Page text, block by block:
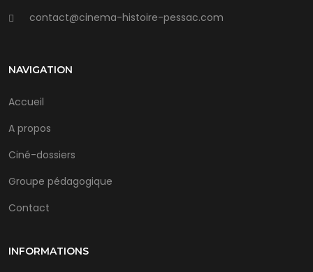
contact@cinema-histoire-pessac.com
NAVIGATION
Accueil
A propos
Ciné-dossiers
Groupe pédagogique
Contact
INFORMATIONS